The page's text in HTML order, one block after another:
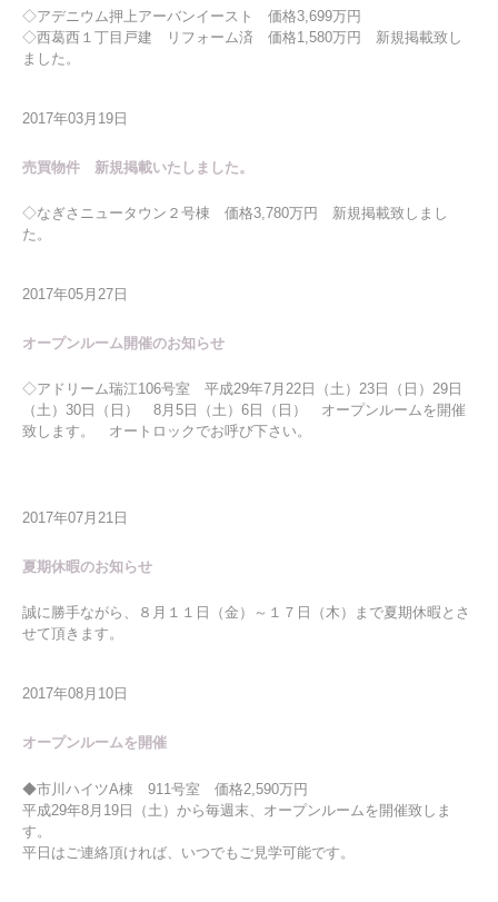
◇アデニウム押上アーバンイースト 価格3,699万円
◇西葛西１丁目戸建 リフォーム済 価格1,580万円 新規掲載致し
ました。
2017年03月19日
売買物件 新規掲載いたしました。
◇なぎさニュータウン２号棟 価格3,780万円 新規掲載致しまし
た。
2017年05月27日
オープンルーム開催のお知らせ
◇アドリーム瑞江106号室 平成29年7月22日（土）23日（日）29日
（土）30日（日） 8月5日（土）6日（日） オープンルームを開催
致します。 オートロックでお呼び下さい。
2017年07月21日
夏期休暇のお知らせ
誠に勝手ながら、８月１１日（金）～１７日（木）まで夏期休暇とさ
せて頂きます。
2017年08月10日
オープンルームを開催
◆市川ハイツA棟 911号室 価格2,590万円
平成29年8月19日（土）から毎週末、オープンルームを開催致しま
す。
平日はご連絡頂ければ、いつでもご見学可能です。